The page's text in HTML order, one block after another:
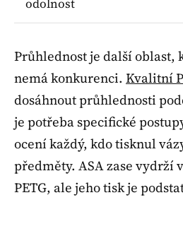
odolnost
Průhlednost je další oblast,
nemá konkurenci. Kvalitní
dosáhnout průhlednosti
je potřeba specifické
ocení každý, kdo tisknul
předměty. ASA zase vydrží
PETG, ale jeho tisk je